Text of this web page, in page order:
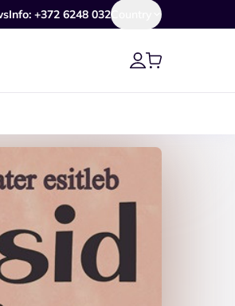
Info: +372 6248 032Country